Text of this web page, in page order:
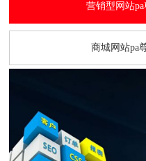
营销型网站
商城网站pa